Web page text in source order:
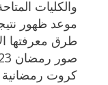
والكليات
طرق معرفتها
كروت رمضانية